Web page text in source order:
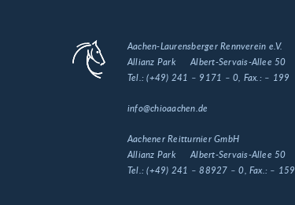
Aachen-Laurensberger Rennverein e.V.
Allianz Park
Albert-Servais-Allee 50
Tel.:(+49) 241 – 9171 – 0 , Fax.: – 199
info@chioaachen.de
Aachener Reitturnier GmbH
Allianz Park
Albert-Servais-Allee 50
Tel.:(+49) 241 – 88927 – 0 , Fax.: – 159